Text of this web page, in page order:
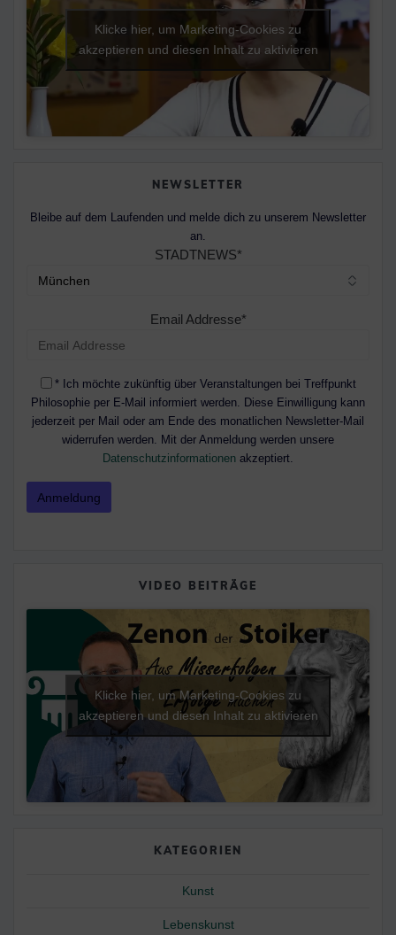
Klicke hier, um Marketing-Cookies zu
akzeptieren und diesen Inhalt zu aktivieren
NEWSLETTER
Bleibe auf dem Laufenden und melde dich zu unserem Newsletter
an.
STADTNEWS*
Email Addresse*
* Ich möchte zukünftig über Veranstaltungen bei Treffpunkt
Philosophie per E-Mail informiert werden. Diese Einwilligung kann
jederzeit per Mail oder am Ende des monatlichen Newsletter-Mail
widerrufen werden. Mit der Anmeldung werden unsere
Datenschutzinformationen akzeptiert.
VIDEO BEITRÄGE
Klicke hier, um Marketing-Cookies zu
akzeptieren und diesen Inhalt zu aktivieren
KATEGORIEN
Kunst
Lebenskunst